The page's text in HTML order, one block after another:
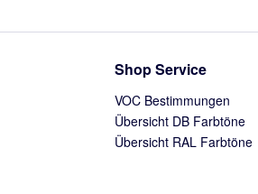
Shop Service
VOC Bestimmungen
Übersicht DB Farbtöne
Übersicht RAL Farbtöne